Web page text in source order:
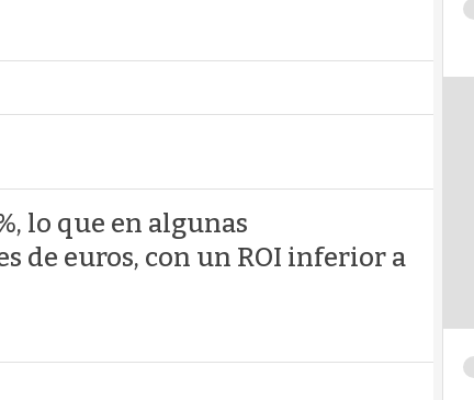
lo que en algunas
de euros, con un ROI inferior a